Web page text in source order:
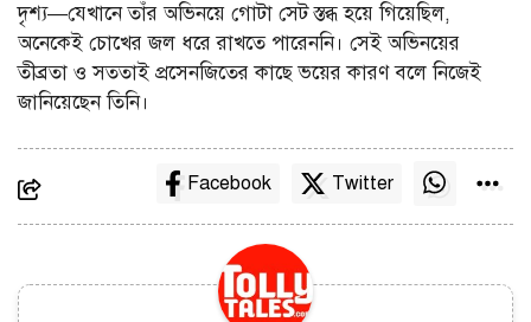
দৃশ্য—যেখানে তাঁর অভিনয়ে গোটা সেট স্তব্ধ হয়ে গিয়েছিল,
অনেকেই চোখের জল ধরে রাখতে পারেননি। সেই অভিনয়ের
তীব্রতা ও সততাই প্রসেনজিতের কাছে ভয়ের কারণ বলে নিজেই
জানিয়েছেন তিনি।
Facebook Twitter